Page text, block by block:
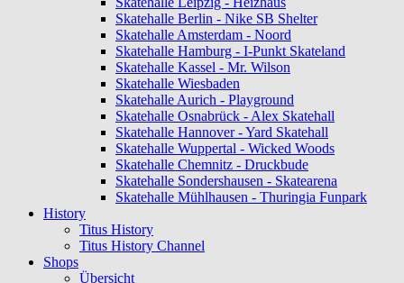
Skatehalle Berlin - Nike SB Shelter
Skatehalle Amsterdam - Noord
Skatehalle Hamburg - I-Punkt Skateland
Skatehalle Kassel - Mr. Wilson
Skatehalle Wiesbaden
Skatehalle Aurich - Playground
Skatehalle Osnabrück - Alex Skatehall
Skatehalle Hannover - Yard Skatehall
Skatehalle Wuppertal - Wicked Woods
Skatehalle Chemnitz - Druckbude
Skatehalle Sondershausen - Skatearena
Skatehalle Mühlhausen - Thuringia Funpark
History
Titus History
Titus History Channel
Shops
Übersicht